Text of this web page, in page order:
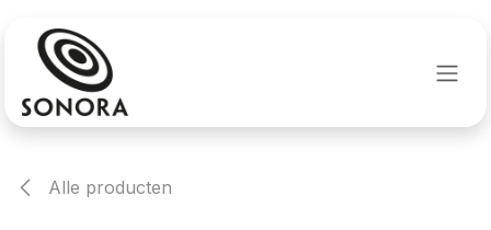
Alle producten